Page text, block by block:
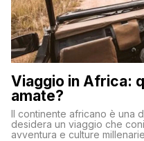
Viaggio in Africa:
amate?
Il continente africano è una
desidera un viaggio che
avventura e culture millenarie